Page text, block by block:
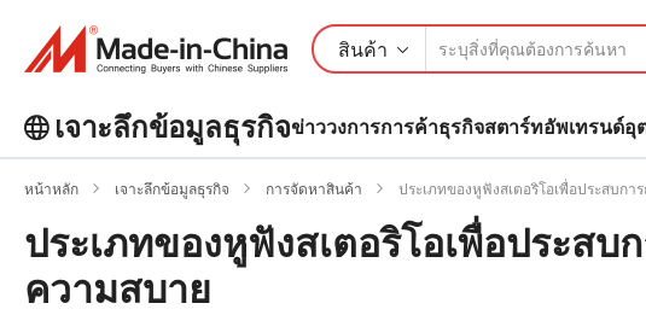
สินค้า
เจาะลึกข้อมูลธุรกิจข่าววงการการค้าธุรกิจสตาร์ทอัพเทรนด์อุ
สำรวจบทความยอดนิยมเพิ่มเติมบน
เจาะลึกข้อมูลธุรกิจ!
ดูเพิ่มเติม
หน้าหลัก เจาะลึกข้อมูลธุรกิจ การจัดหาสินค้า ประเภทของหูฟังสเตอริโอเพื่อประสบก
ประเภทของหูฟังสเตอริโอเพื่อประส
ความสบาย